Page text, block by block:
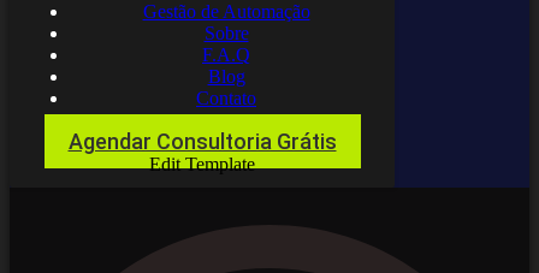
Gestão de Automação
Sobre
F.A.Q
Blog
Contato
Agendar Consultoria Grátis
Edit Template